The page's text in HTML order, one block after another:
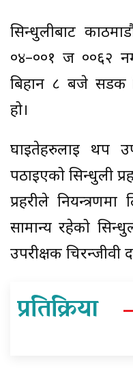
सिन्धुलीबाट
०४–००१ ज ००६२
बिहान ८ बजे सडक
हो।
घाइतेहरुलाई थप
पठाइएको सिन्धुली
प्रहरीले
सामान्य रहेको
उपरीक्षक चिरन्जीवी
प्रतिक्रिया